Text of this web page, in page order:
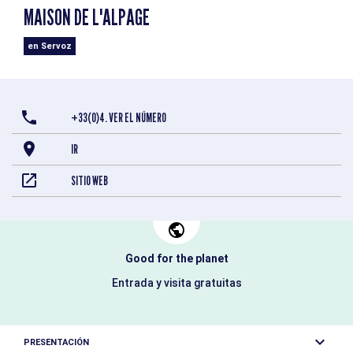
MAISON DE L'ALPAGE
en Servoz
+33(0)4. VER EL NÚMERO
IR
SITIO WEB
Good for the planet
Entrada y visita gratuitas
PRESENTACIÓN